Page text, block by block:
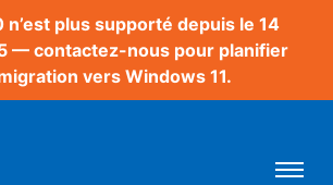
n’est plus supporté depuis le 14
— contactez-nous pour planifier
vers Windows 11.